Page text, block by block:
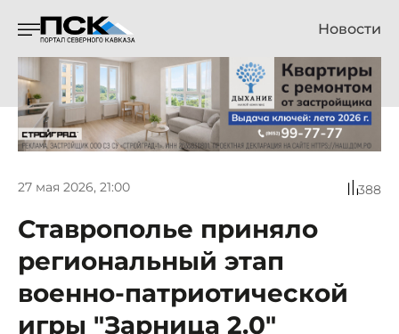
Новости
27 мая 2026, 21:00 388
Ставрополье приняло
региональный этап
военно-патриотической
игры "Зарница 2.0"